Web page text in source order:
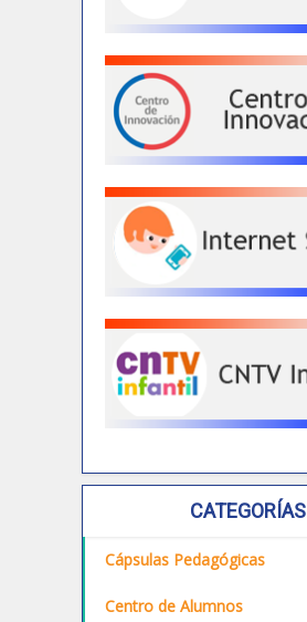
CATEGORÍAS
Cápsulas Pedagógicas
Centro de Alumnos